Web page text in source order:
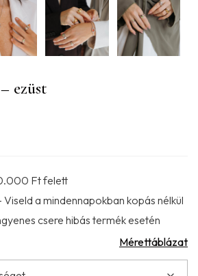
ezüst
Ft felett
Viseld a mindennapokban kopás nélkül
csere hibás termék esetén
Mérettáblázat